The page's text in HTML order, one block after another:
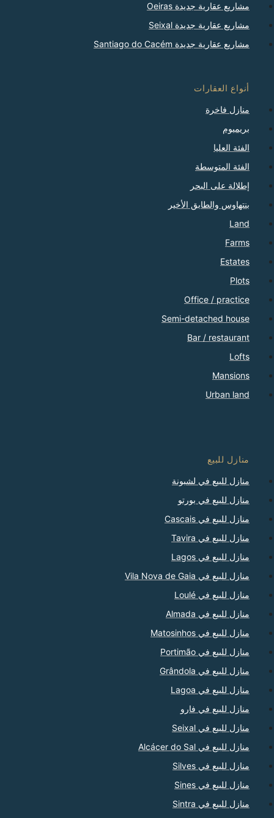
مشاريع عقارية جديدة Oeiras
مشاريع عقارية جديدة Seixal
مشاريع عقارية جديدة Santiago do Cacém
أنواع العقارات
منازل فاخرة
بريميوم
الفئة العليا
الفئة المتوسطة
إطلالة على البحر
بنتهاوس والطابق الأخير
Land
Farms
Estates
Plots
Office / practice
Semi-detached house
Bar / restaurant
Lofts
Mansions
Urban land
منازل للبيع
منازل للبيع في لشبونة
منازل للبيع في بورتو
منازل للبيع في Cascais
منازل للبيع في Tavira
منازل للبيع في Lagos
منازل للبيع في Vila Nova de Gaia
منازل للبيع في Loulé
منازل للبيع في Almada
منازل للبيع في Matosinhos
منازل للبيع في Portimão
منازل للبيع في Grândola
منازل للبيع في Lagoa
منازل للبيع في فارو
منازل للبيع في Seixal
منازل للبيع في Alcácer do Sal
منازل للبيع في Silves
منازل للبيع في Sines
منازل للبيع في Sintra